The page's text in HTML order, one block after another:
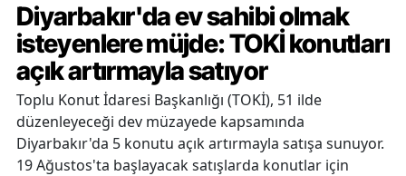
Diyarbakır'da ev sahibi olmak
isteyenlere müjde: TOKİ konutları
açık artırmayla satıyor
Toplu Konut İdaresi Başkanlığı (TOKİ), 51 ilde
düzenleyeceği dev müzayede kapsamında
Diyarbakır'da 5 konutu açık artırmayla satışa sunuyor.
19 Ağustos'ta başlayacak satışlarda konutlar için